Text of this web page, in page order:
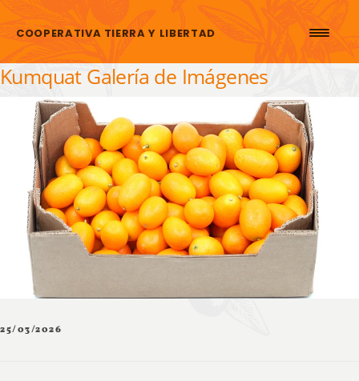
COOPERATIVA TIERRA Y LIBERTAD
Kumquat Galería de Imágenes
25/03/2026